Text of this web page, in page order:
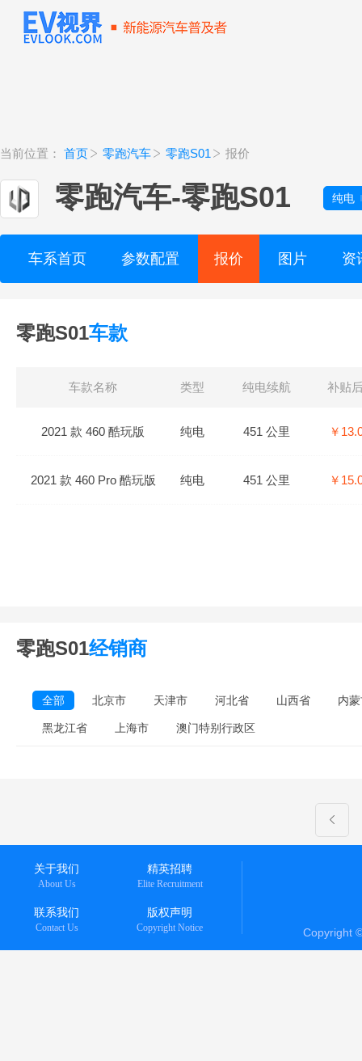
当前位置： 首页 零跑汽车 零跑S01 报价
零跑汽车-零跑S01 纯电
车系首页 参数配置 报价 图片 资
零跑S01车款
车款名称 类型 纯电续航 补贴
2021 款 460 酷玩版 纯电 451 公里 ￥
2021 款 460 Pro 酷玩版 纯电 451 公里 ￥
零跑S01经销商
全部 北京市 天津市 河北省 山西省 内
黑龙江省 上海市 澳门特别行政区
关于我们
About Us
精英招聘
Elite Recruitment
联系我们
Contact Us
版权声明
Copyright Notice Copyright